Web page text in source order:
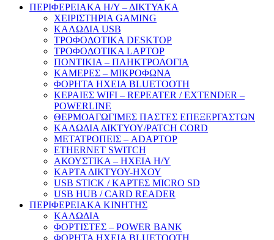
ΠΕΡΙΦΕΡΕΙΑΚΑ Η/Υ – ΔΙΚΤΥΑΚΑ
ΧΕΙΡΙΣΤΗΡΙΑ GAMING
ΚΑΛΩΔΙΑ USB
ΤΡΟΦΟΔΟΤΙΚΑ DESKTOP
ΤΡΟΦΟΔΟΤΙΚΑ LAPTOP
ΠΟΝΤΙΚΙΑ – ΠΛΗΚΤΡΟΛΟΓΙΑ
ΚΑΜΕΡΕΣ – ΜΙΚΡΟΦΩΝΑ
ΦΟΡΗΤΑ ΗΧΕΙΑ BLUETOOTH
ΚΕΡΑΙΕΣ WIFI – REPEATER / EXTENDER –
POWERLINE
ΘΕΡΜΟΑΓΩΓΙΜΕΣ ΠΑΣΤΕΣ ΕΠΕΞΕΡΓΑΣΤΩΝ
ΚΑΛΩΔΙΑ ΔΙΚΤΥΟΥ/PATCH CORD
ΜΕΤΑΤΡΟΠΕΙΣ – ADAPTOP
ETHERNET SWITCH
ΑΚΟΥΣΤΙΚΑ – ΗΧΕΙΑ H/Y
ΚΑΡΤΑ ΔΙΚΤΥΟΥ-ΗΧΟΥ
USB STICK / ΚΑΡΤΕΣ MICRO SD
USB HUB / CARD READER
ΠΕΡΙΦΕΡΕΙΑΚΑ ΚΙΝΗΤΗΣ
ΚΑΛΩΔΙΑ
ΦΟΡΤΙΣΤΕΣ – POWER BANK
ΦΟΡΗΤΑ ΗΧΕΙΑ BLUETOOTH